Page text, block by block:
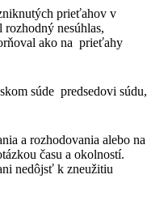
prieťahov v
nesúhlas,
ako na prieťahy
súde predsedovi súdu,
a rozhodovania alebo na
času a okolností.
nedôjsť k zneužitiu